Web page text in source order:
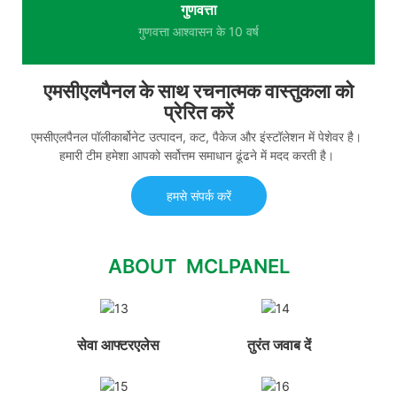
गुणवत्ता
गुणवत्ता आश्वासन के 10 वर्ष
एमसीएलपैनल के साथ रचनात्मक वास्तुकला को
प्रेरित करें
एमसीएलपैनल पॉलीकार्बोनेट उत्पादन, कट, पैकेज और इंस्टॉलेशन में पेशेवर है।
हमारी टीम हमेशा आपको सर्वोत्तम समाधान ढूंढने में मदद करती है।
हमसे संपर्क करें
ABOUT MCLPANEL
सेवा आफ्टरएलेस तुरंत जवाब दें